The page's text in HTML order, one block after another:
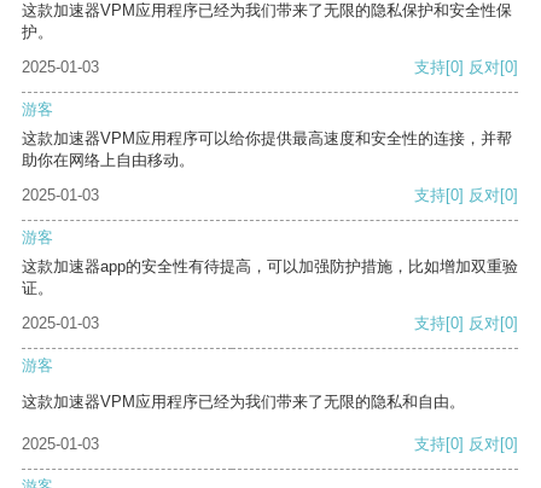
这款加速器VPM应用程序已经为我们带来了无限的隐私保护和安全性保
护。
2025-01-03
支持[0] 反对[0]
游客
这款加速器VPM应用程序可以给你提供最高速度和安全性的连接，并帮
助你在网络上自由移动。
2025-01-03
支持[0] 反对[0]
游客
这款加速器app的安全性有待提高，可以加强防护措施，比如增加双重验
证。
2025-01-03
支持[0] 反对[0]
游客
这款加速器VPM应用程序已经为我们带来了无限的隐私和自由。
2025-01-03 支持[0] 反对[0]